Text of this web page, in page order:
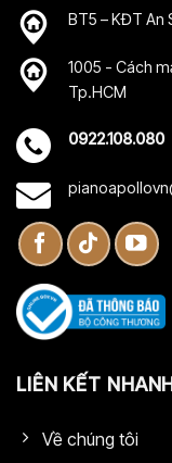
BT5 – KĐT An
1005 - Cách
Tp.HCM
0922.108.080
LIÊN KẾT
Về chúng tôi